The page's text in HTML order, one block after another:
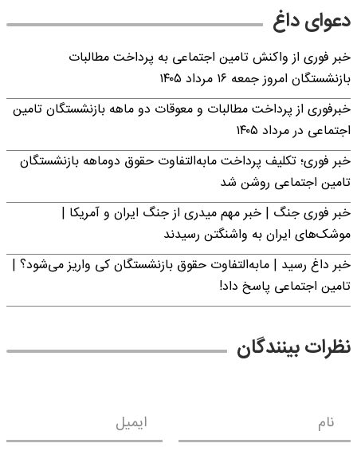
دعوای داغ
خبر فوری از واکنش تامین اجتماعی به پرداخت مطالبات
بازنشستگان امروز جمعه ۱۶ مرداد ۱۴۰۵
خبرفوری از پرداخت مطالبات و معوقات دو ماهه بازنشستگان تامین
اجتماعی در مرداد ۱۴۰۵
خبر فوری؛ تکلیف پرداخت مابه‌التفاوت حقوق دوماهه بازنشستگان
تامین اجتماعی روشن شد
خبر فوری جنگ | خبر مهم میدری از جنگ ایران و آمریکا |
موشک‌های ایران به واشنگتن رسیدند
خبر داغ رسید | مابه‌التفاوت حقوق بازنشستگان کی واریز می‌شود؟ |
تامین اجتماعی پاسخ داد!
نظرات بینندگان
نام ایمیل